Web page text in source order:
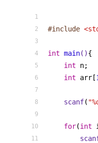
#include
int main(){
int n;
int arr[
scanf(
for(int